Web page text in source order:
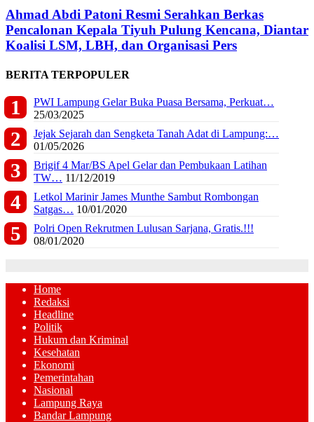
Ahmad Abdi Patoni Resmi Serahkan Berkas
Pencalonan Kepala Tiyuh Pulung Kencana, Diantar
Koalisi LSM, LBH, dan Organisasi Pers
BERITA TERPOPULER
PWI Lampung Gelar Buka Puasa Bersama, Perkuat…
25/03/2025
Jejak Sejarah dan Sengketa Tanah Adat di Lampung:…
01/05/2026
Brigif 4 Mar/BS Apel Gelar dan Pembukaan Latihan
TW… 11/12/2019
Letkol Marinir James Munthe Sambut Rombongan
Satgas… 10/01/2020
Polri Open Rekrutmen Lulusan Sarjana, Gratis.!!!
08/01/2020
Home
Redaksi
Headline
Politik
Hukum dan Kriminal
Kesehatan
Ekonomi
Pemerintahan
Nasional
Lampung Raya
Bandar Lampung